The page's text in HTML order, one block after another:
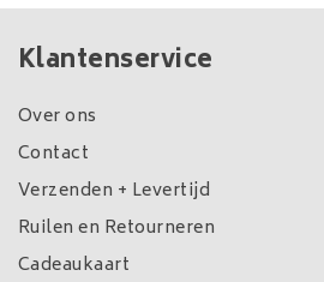
Klantenservice
Over ons
Contact
Verzenden + Levertijd
Ruilen en Retourneren
Cadeaukaart